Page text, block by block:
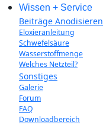
Wissen + Service
Beiträge Anodisieren
Eloxieranleitung
Schwefelsäure
Wasserstoffmenge
Welches Netzteil?
Sonstiges
Galerie
Forum
FAQ
Downloadbereich